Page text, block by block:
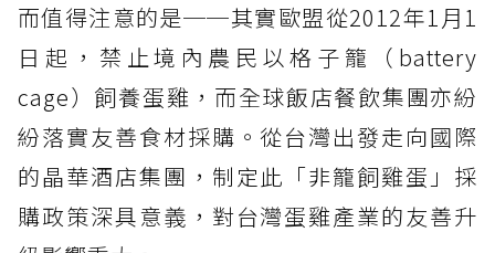
而值得注意的是──其實歐盟從2012年1月1
日起，禁止境內農民以格子籠（battery
cage）飼養蛋雞，而全球飯店餐飲集團亦紛
紛落實友善食材採購。從台灣出發走向國際
的晶華酒店集團，制定此「非籠飼雞蛋」採
購政策深具意義，對台灣蛋雞產業的友善升